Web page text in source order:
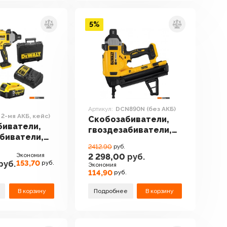
2-мя АКБ, кейс)
(с 2-мя
Экономия
153,70 руб.
В корзину
Артикул: DCN890N (без АКБ)
Скобозабиватели,
гвоздезабиватели,
DCN890N (без АКБ)
2412.90 руб.
2 298,00 руб.
Экономия
114,90 руб.
Подробнее В корзину
5%